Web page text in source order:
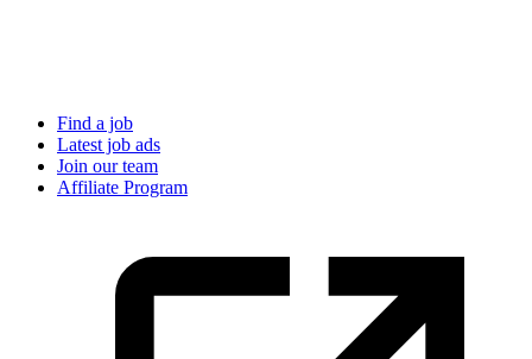
Find a job
Latest job ads
Join our team
Affiliate Program